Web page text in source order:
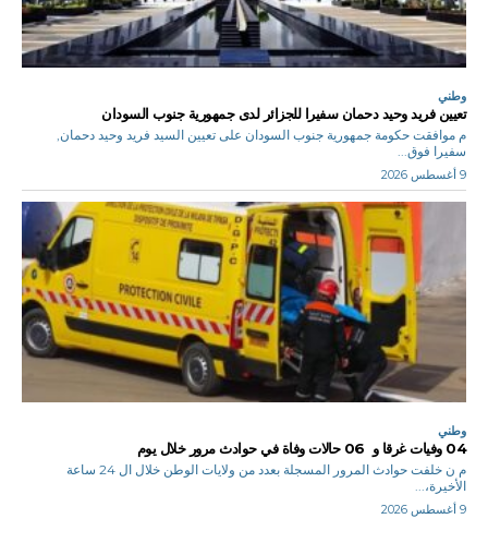
وطني
تعيين فريد وحيد دحمان سفيرا للجزائر لدى جمهورية جنوب السودان
م موافقت حكومة جمهورية جنوب السودان على تعيين السيد فريد وحيد دحمان,
سفيرا فوق...
9 أغسطس 2026
وطني
04 وفيات غرقا و 06 حالات وفاة في حوادث مرور خلال يوم
م ن خلفت حوادث المرور المسجلة بعدد من ولايات الوطن خلال ال 24 ساعة
الأخيرة،...
9 أغسطس 2026